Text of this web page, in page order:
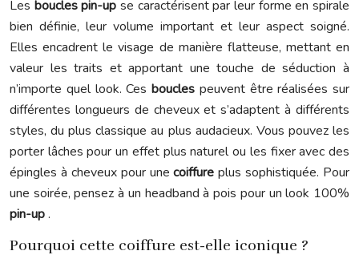
Les boucles pin-upse caractérisent par leur forme en spirale
bien définie, leur volume important et leur aspect soigné.
Elles encadrent le visage de manière flatteuse, mettant en
valeur les traits et apportant une touche de séduction à
n’importe quel look. Ces boucles peuvent être réalisées sur
différentes longueurs de cheveux et s’adaptent à différents
styles, du plus classique au plus audacieux. Vous pouvez les
porter lâches pour un effet plus naturel ou les fixer avec des
épingles à cheveux pour unecoiffureplus sophistiquée. Pour
une soirée, pensez à un headband à pois pour un look 100%
pin-up.
Pourquoi cette coiffure est-elle iconique ?